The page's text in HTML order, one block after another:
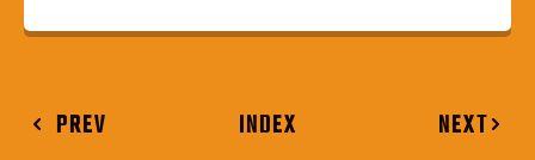
PREV INDEX NEXT